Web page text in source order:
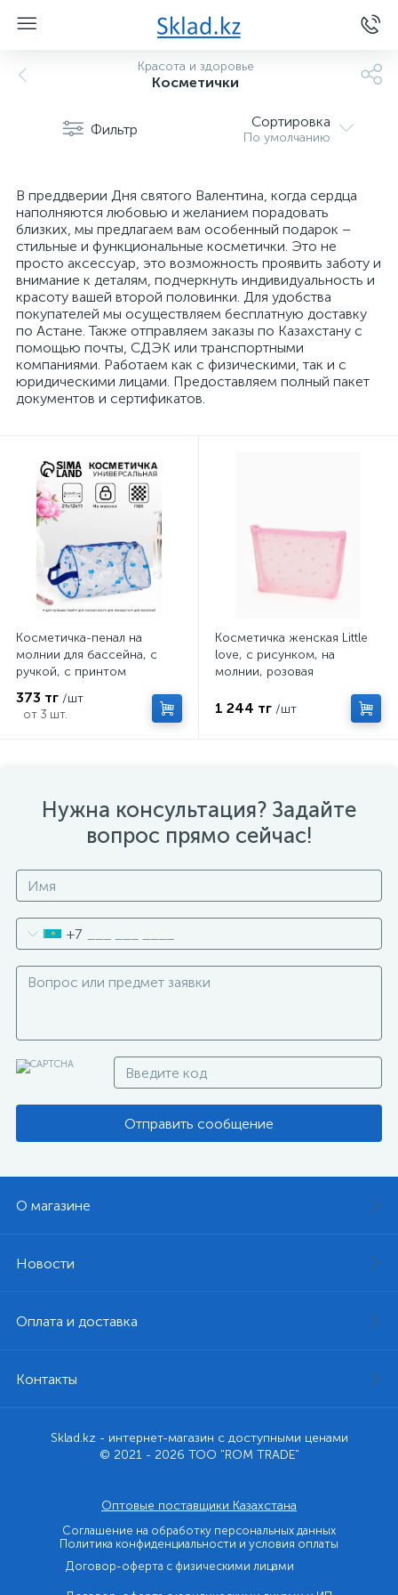
Красота и здоровье
Косметички
Фильтр Сортировка
По умолчанию
В преддверии Дня святого Валентина, когда сердца
наполняются любовью и желанием порадовать
близких, мы предлагаем вам особенный подарок –
стильные и функциональные косметички. Это не
просто аксессуар, это возможность проявить заботу и
внимание к деталям, подчеркнуть индивидуальность и
красоту вашей второй половинки. Для удобства
покупателей мы осуществляем бесплатную доставку
по Астане. Также отправляем заказы по Казахстану с
помощью почты, СДЭК или транспортными
компаниями. Работаем как с физическими, так и с
юридическими лицами. Предоставляем полный пакет
документов и сертификатов.
Косметичка-пенал на
молнии для бассейна, с
ручкой, с принтом
373 тг /шт
от 3 шт.
Косметичка женская Little
love, с рисунком, на
молнии, розовая
1 244 тг /шт
Нужна консультация? Задайте
вопрос прямо сейчас!
+7
Отправить сообщение
О магазине
Новости
Оплата и доставка
Контакты
Sklad.kz - интернет-магазин с доступными ценами
© 2021 - 2026 ТОО "ROM TRADE"
Оптовые поставщики Казахстана
Соглашение на обработку персональных данных
Политика конфиденциальности и условия оплаты
Договор-оферта с физическими лицами